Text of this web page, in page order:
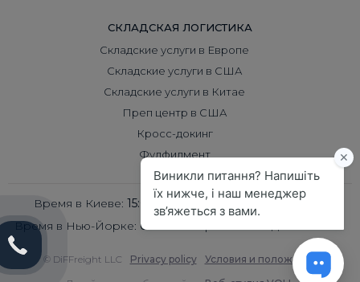
СКЛАДСКАЯ ЛОГИСТИКА
Складские услуги в Европе
Складские услуги в США
Складские услуги в Китае
Преп центр в США
Кросс-докинг
Фулфилмент
© DiFFreight LLC Privacy policy Условия и положения
Время в Киеве: 15:04 Время в Пекине: 20:04
Время в Нью-Йорке: 08:04